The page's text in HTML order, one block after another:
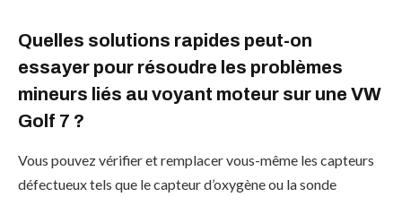
Quelles solutions rapides peut-on
essayer pour résoudre les problèmes
mineurs liés au voyant moteur sur une VW
Golf 7 ?
Vous pouvez vérifier et remplacer vous-même les capteurs
défectueux tels que le capteur d’oxygène ou la sonde